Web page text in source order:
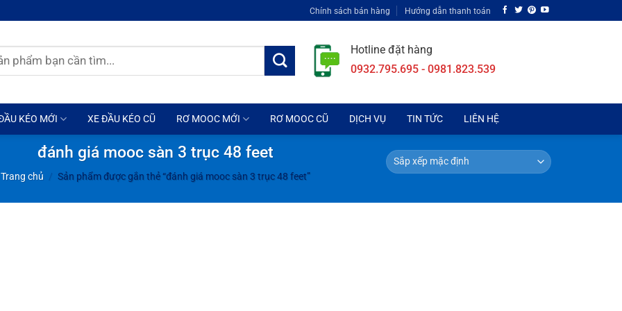
Chính sách bán hàng Hướng dẫn thanh toán
Hotline đặt hàng
0932.795.695 - 0981.823.539
KÉO MỚI XE ĐẦU KÉO CŨ RƠ MOOC MỚI RƠ MOOC CŨ DỊCH VỤ TIN TỨC LIÊN HỆ
đánh giá mooc sàn 3 trục 48 feet
Trang chủ / Sản phẩm được gắn thẻ “đánh giá mooc sàn 3 trục 48 feet”